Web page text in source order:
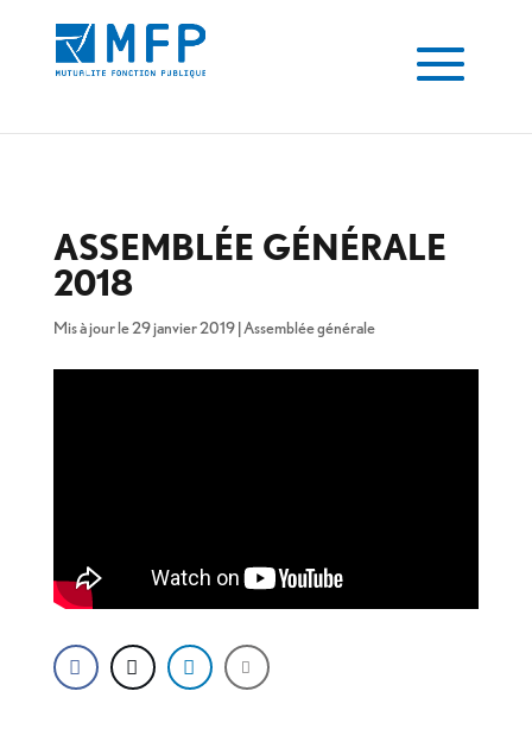
ASSEMBLÉE GÉNÉRALE
2018
Mis à jour le 29 janvier 2019|Assemblée générale